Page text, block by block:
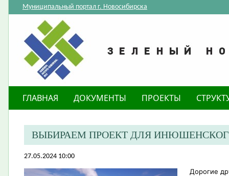
Муниципальный портал г. Новосибирска
ГЛАВНАЯ ДОКУМЕНТЫ ПРОЕКТЫ
ВЫБИРАЕМ ПРОЕКТ ДЛЯ
27.05.2024 10:00
Дорогие